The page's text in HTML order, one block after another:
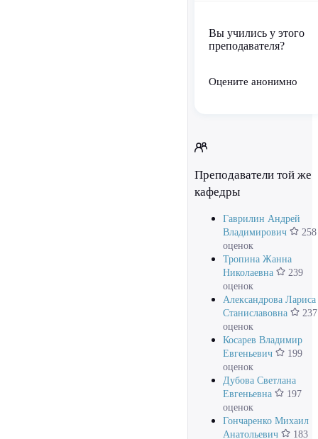
Вы учились у этого
преподавателя?
Оцените анонимно
Преподаватели той же
кафедры
Гаврилин Андрей
Владимирович
258
оценок
Тропина Жанна
Николаевна
239
оценок
Александрова Лариса
Станиславовна
237
оценок
Косарев Владимир
Евгеньевич
199
оценок
Дубова Светлана
Евгеньевна
197
оценок
Гончаренко Михаил
Анатольевич
183